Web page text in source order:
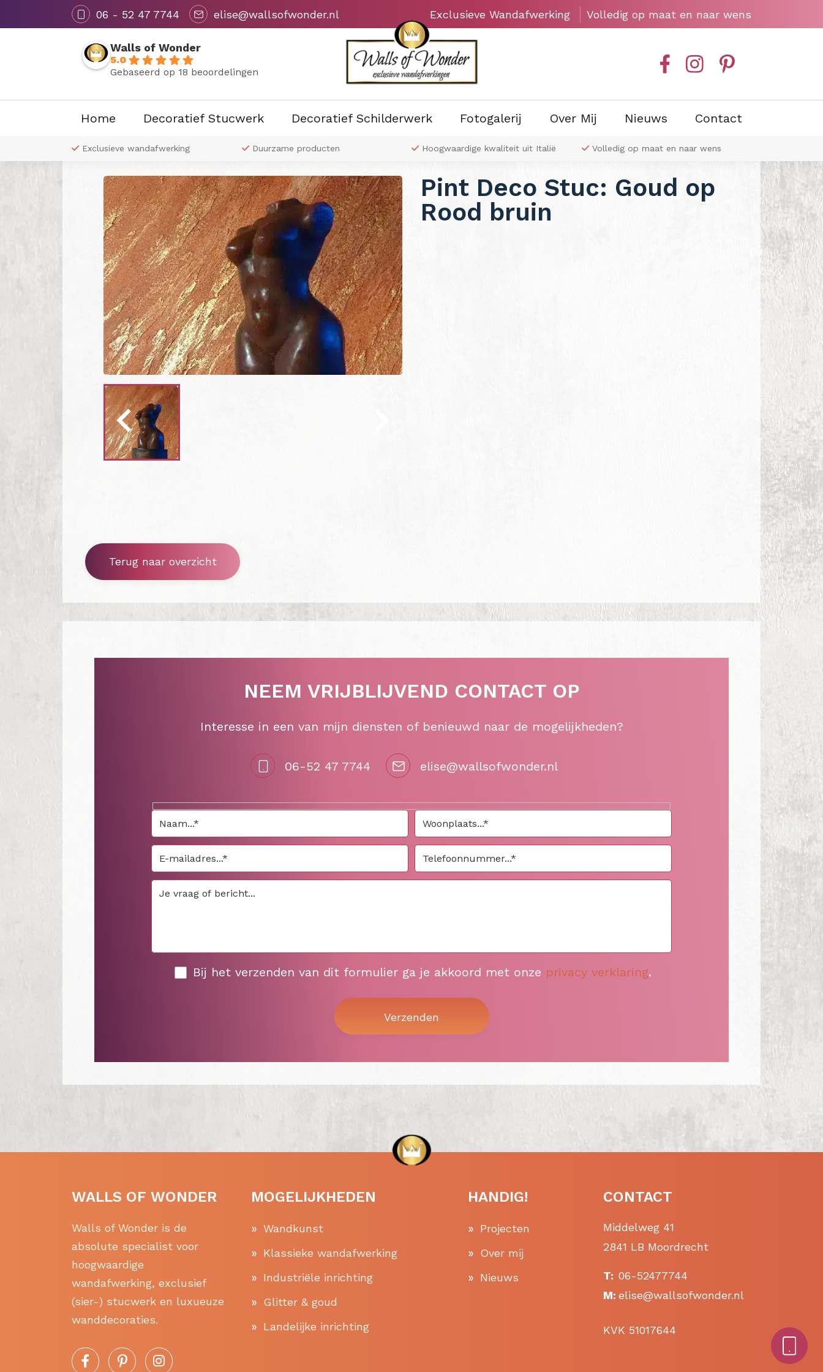
06 - 52 47 7744 elise@wallsofwonder.nl Exclusieve Wandafwerking Volledig op maat en naar wens
Walls of Wonder
5.0
Gebaseerd op 18 beoordelingen
Home Decoratief Stucwerk Decoratief Schilderwerk Fotogalerij Over Mij Nieuws Contact
Exclusieve wandafwerking Duurzame producten Hoogwaardige kwaliteit uit Italië Volledig op maat en naar wens
Terug naar overzicht
Pint Deco Stuc: Goud op
Rood bruin
Terug naar overzicht
NEEM VRIJBLIJVEND CONTACT OP
Interesse in een van mijn diensten of benieuwd naar de mogelijkheden?
06-52 47 7744 elise@wallsofwonder.nl
Bij het verzenden van dit formulier ga je akkoord met onze privacy verklaring.
WALLS OF WONDER
Walls of Wonder is de
absolute specialist voor
hoogwaardige
wandafwerking, exclusief
(sier-) stucwerk en luxueuze
wanddecoraties.
MOGELIJKHEDEN
Wandkunst
Klassieke wandafwerking
Industriële inrichting
Glitter & goud
Landelijke inrichting
HANDIG!
Projecten
Over mij
Nieuws
CONTACT
Middelweg 41
2841 LB Moordrecht
T: 06-52477744
M: elise@wallsofwonder.nl
KVK 51017644